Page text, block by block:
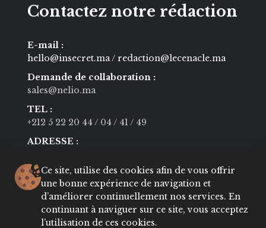
Ce site, utilise des cookies afin de vous offrir
une bonne expérience de navigation et
d’améliorer continuellement nos services. En
continuant à naviguer sur ce site, vous acceptez
l’utilisation de ces cookies.
Contactez notre rédaction
E-mail :
hello@insecret.ma / redaction@lecenacle.ma
Demande de collaboration :
sales@nelio.ma
TEL :
+212 5 22 20 44 / 04 / 41 / 49
ADRESSE :
Navigation